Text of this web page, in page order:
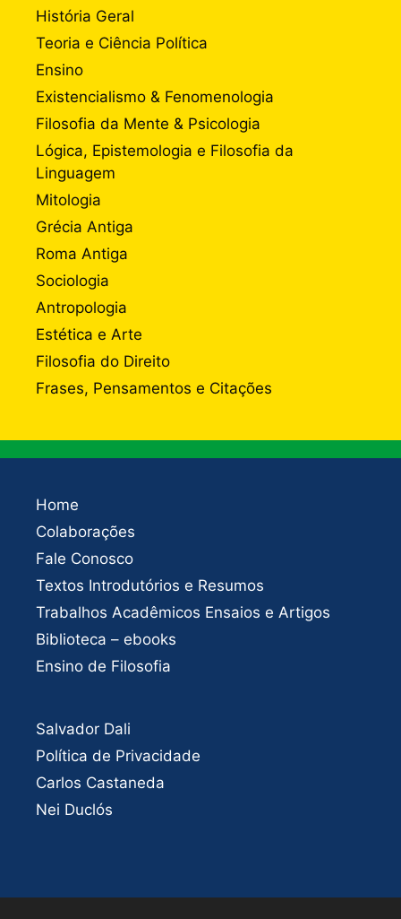
História Geral
Teoria e Ciência Política
Ensino
Existencialismo & Fenomenologia
Filosofia da Mente & Psicologia
Lógica, Epistemologia e Filosofia da
Linguagem
Mitologia
Grécia Antiga
Roma Antiga
Sociologia
Antropologia
Estética e Arte
Filosofia do Direito
Frases, Pensamentos e Citações
Home
Colaborações
Fale Conosco
Textos Introdutórios e Resumos
Trabalhos Acadêmicos Ensaios e Artigos
Biblioteca – ebooks
Ensino de Filosofia
Salvador Dali
Política de Privacidade
Carlos Castaneda
Nei Duclós